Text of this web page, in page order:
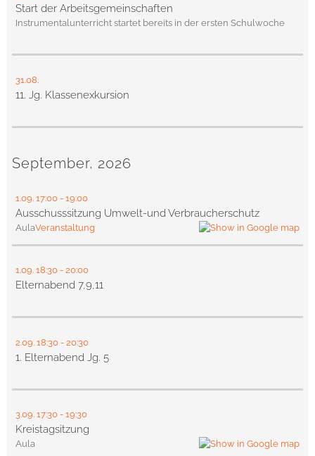
Start der Arbeitsgemeinschaften
Instrumentalunterricht startet bereits in der ersten Schulwoche
31.08.
11. Jg. Klassenexkursion
September, 2026
1.09. 17:00 - 19:00
Ausschusssitzung Umwelt-und Verbraucherschutz
AulaVeranstaltung
1.09. 18:30 - 20:00
Elternabend 7,9,11
2.09. 18:30 - 20:30
1. Elternabend Jg. 5
3.09. 17:30 - 19:30
Kreistagsitzung
Aula